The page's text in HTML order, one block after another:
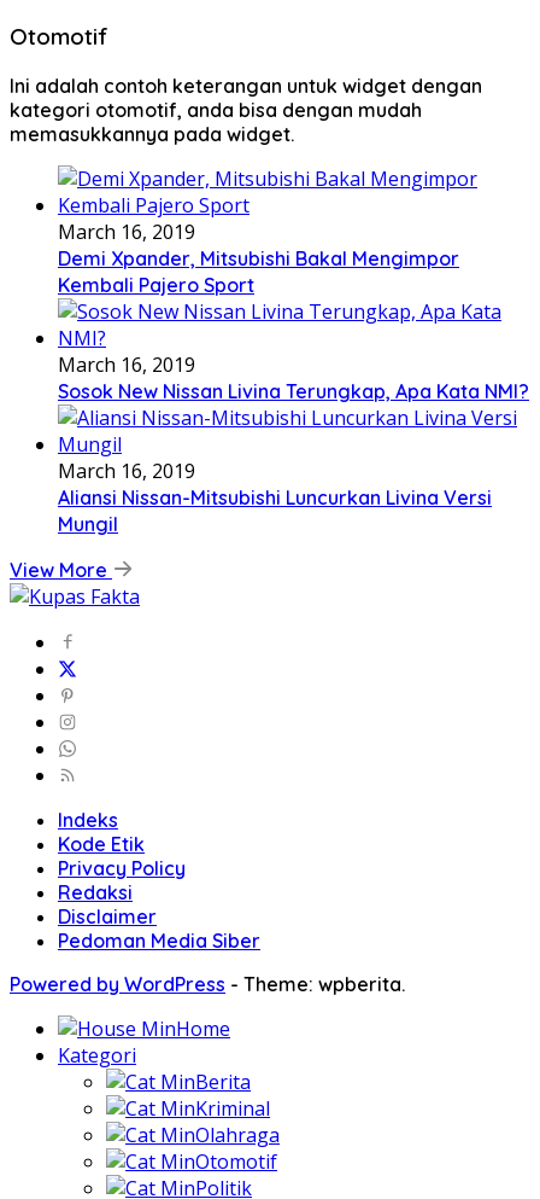
Otomotif
Ini adalah contoh keterangan untuk widget dengan
kategori otomotif, anda bisa dengan mudah
memasukkannya pada widget.
March 16, 2019
Demi Xpander, Mitsubishi Bakal Mengimpor
Kembali Pajero Sport
March 16, 2019
Sosok New Nissan Livina Terungkap, Apa Kata NMI?
March 16, 2019
Aliansi Nissan-Mitsubishi Luncurkan Livina Versi
Mungil
View More
Indeks
Kode Etik
Privacy Policy
Redaksi
Disclaimer
Pedoman Media Siber
Powered by WordPress - Theme: wpberita.
Home
Kategori
Berita
Kriminal
Olahraga
Otomotif
Politik